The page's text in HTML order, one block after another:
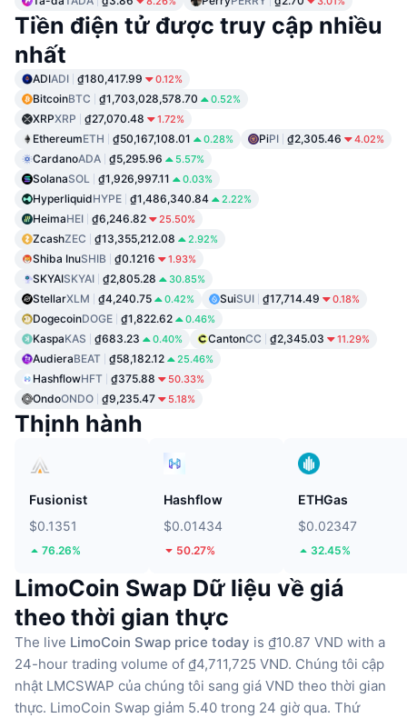
Tiền điện tử được truy cập nhiều
nhất
ADIADI ₫180,417.99 0.12%
BitcoinBTC ₫1,703,028,578.70 0.52%
XRPXRP ₫27,070.48 1.72%
EthereumETH ₫50,167,108.01 0.28% PiPI ₫2,305.46 4.02%
CardanoADA ₫5,295.96 5.57%
SolanaSOL ₫1,926,997.11 0.03%
HyperliquidHYPE ₫1,486,340.84 2.22%
HeimaHEI ₫6,246.82 25.50%
ZcashZEC ₫13,355,212.08 2.92%
Shiba InuSHIB ₫0.1216 1.93%
SKYAISKYAI ₫2,805.28 30.85%
StellarXLM ₫4,240.75 0.42% SuiSUI ₫17,714.49 0.18%
DogecoinDOGE ₫1,822.62 0.46%
KaspaKAS ₫683.23 0.40% CantonCC ₫2,345.03 11.29%
AudieraBEAT ₫58,182.12 25.46%
HashflowHFT ₫375.88 50.33%
OndoONDO ₫9,235.47 5.18%
Thịnh hành
Fusionist
$0.1351
76.26%
Hashflow
$0.01434
50.27%
ETHGas
$0.02347
32.45%
LimoCoin Swap Dữ liệu về giá
theo thời gian thực
The live LimoCoin Swap price today is ₫10.87 VND with a
24-hour trading volume of ₫4,711,725 VND. Chúng tôi cập
nhật LMCSWAP của chúng tôi sang giá VND theo thời gian
thực. LimoCoin Swap giảm 5.40 trong 24 giờ qua. Thứ